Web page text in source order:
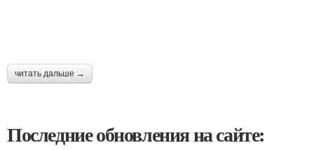
читать дальше →
Последние обновления на сайте: